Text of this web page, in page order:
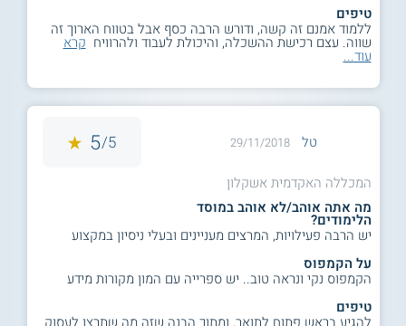
טיפים
ללמוד אמנם זה קשה, ודורש הרבה כסף אבל בטווח הארוך זה
שווה. עצם רכישת ההשכלה, והיכולת לעבוד ולהרוויח קרא
עוד...
טל 29/11/2018
5/
5
המכללה האקדמית אשקלון
מה אתה אוהב/לא אוהב במוסד
הלימודים?
יש הרבה פעילויות, המרצים מעניינים ובעלי ניסיון במקצוע
על הקמפוס
הקמפוס נקי ונראה טוב.. יש ספרייה עם המון מקורות מידע
טיפים